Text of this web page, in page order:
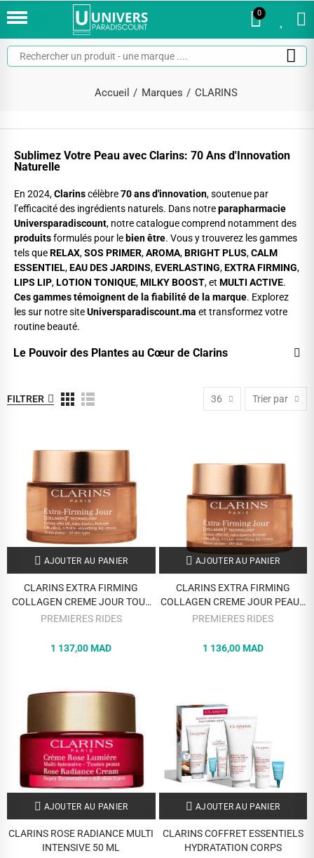
0
Accueil Marques CLARINS
Sublimez Votre Peau avec Clarins: 70 Ans d'Innovation
Naturelle
En 2024,Clarinscélèbre70 ans d'innovation, soutenue par
l’efficacité des ingrédients naturels. Dans notreparapharmacie
Universparadiscount, notre catalogue comprend notamment des
produitsformulés pour le bien être. Vous y trouverez les gammes
tels queRELAX,SOS PRIMER,AROMA,BRIGHT PLUS,CALM
ESSENTIEL,EAU DES JARDINS,EVERLASTING,EXTRA FIRMING,
LIPS LIP,LOTION TONIQUE,MILKY BOOST, et MULTI ACTIVE.
Ces gammes témoignent de la fiabilité de la marque. Explorez
les sur notre siteUniversparadiscount.ma et transformez votre
routine beauté.
Le Pouvoir des Plantes au Cœur de Clarins
FILTRER 36 Trier par
AJOUTER AU PANIER
CLARINS EXTRA FIRMING
COLLAGEN CREME JOUR TOUS
TYPES DE PEAUX 50 ML
PREMIERES RIDES
1 137,00 MAD
AJOUTER AU PANIER
CLARINS EXTRA FIRMING
COLLAGEN CREME JOUR PEAUX
SECHES 50 ML
PREMIERES RIDES
1 136,00 MAD
AJOUTER AU PANIER
CLARINS ROSE RADIANCE MULTI
INTENSIVE 50 ML
AJOUTER AU PANIER
CLARINS COFFRET ESSENTIELS
HYDRATATION CORPS